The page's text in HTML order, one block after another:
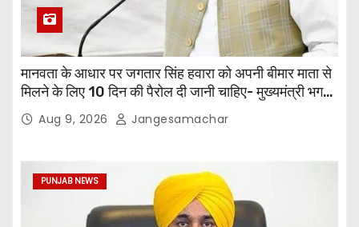
मानवता के आधार पर जगतार सिंह हवारा को अपनी बीमार माता से
मिलने के लिए 10 दिन की पैरोल दी जानी चाहिए- मुख्यमंत्री भगवंत
सिंह मानAug 9, 2026 Jangesamachar
PUNJAB NEWS